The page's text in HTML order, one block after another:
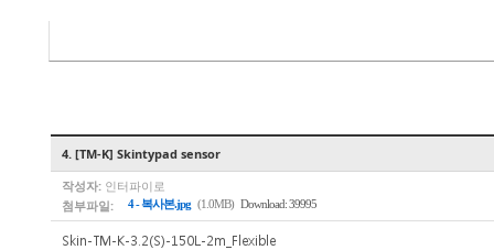
4. [TM-K] Skintypad sensor
작성자: 인터파이로
첨부파일:
4 - 복사본.jpg (1.0MB) Download: 39995
Skin-TM-K-3.2(S)-150L-2m_Flexible